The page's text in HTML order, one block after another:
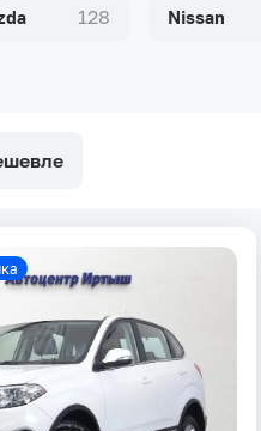
128 Nissan